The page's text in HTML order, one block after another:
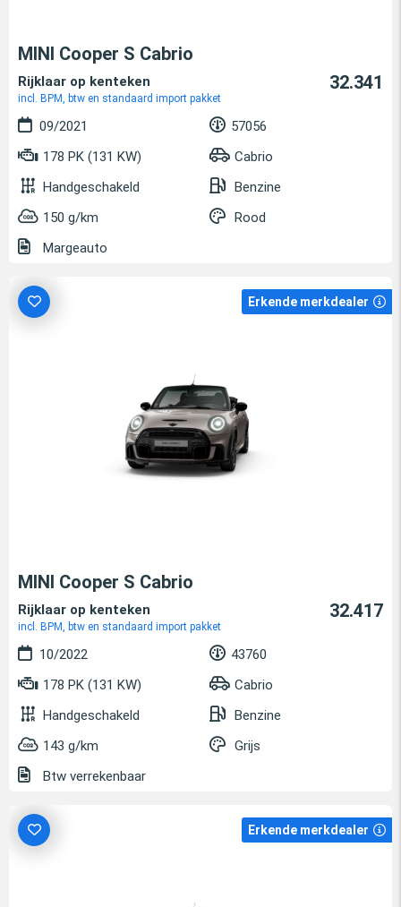
MINI Cooper S Cabrio
Rijklaar op kenteken
incl. BPM, btw en standaard import pakket
32.341
09/2021
57056
178 PK (131 KW)
Cabrio
Handgeschakeld
Benzine
150 g/km
Rood
Margeauto
Erkende merkdealer
MINI Cooper S Cabrio
Rijklaar op kenteken
incl. BPM, btw en standaard import pakket
32.417
10/2022
43760
178 PK (131 KW)
Cabrio
Handgeschakeld
Benzine
143 g/km
Grijs
Btw verrekenbaar
Erkende merkdealer